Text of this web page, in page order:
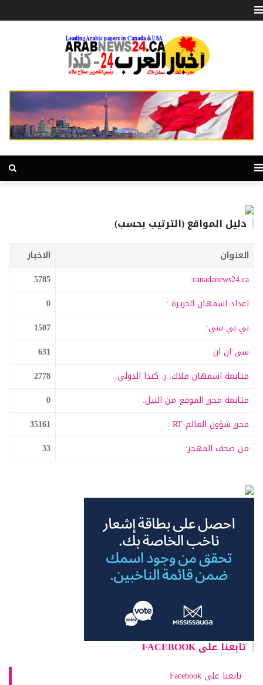
دليل المواقع (الترتيب بحسب)
العنوان
الاخبار
canadanews24.ca:
5785
اعداد اسمهان الجزيرة :
0
بي بي سي:
1507
سى ان ان
631
متابعة اسمهان ملاك: ر. كندا الدولي:
2778
متابعة محرر الموقع من النيل:
0
محرر شؤون العالم-RT :
35161
من صحف المهجر:
33
تابعنا على FACEBOOK
تابعنا على Facebook